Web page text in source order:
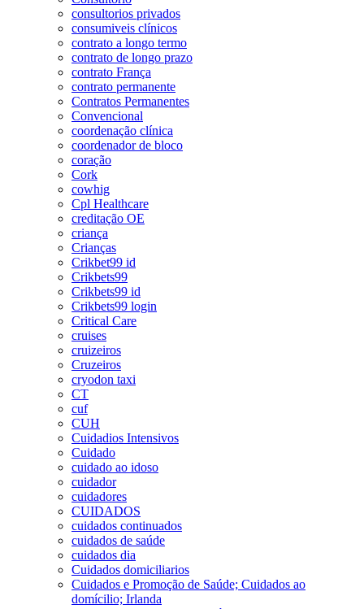
consultorios privados
consumiveis clínicos
contrato a longo termo
contrato de longo prazo
contrato França
contrato permanente
Contratos Permanentes
Convencional
coordenação clínica
coordenador de bloco
coração
Cork
cowhig
Cpl Healthcare
creditação OE
criança
Crianças
Crikbet99 id
Crikbets99
Crikbets99 id
Crikbets99 login
Critical Care
cruises
cruizeiros
Cruzeiros
cryodon taxi
CT
cuf
CUH
Cuidadios Intensivos
Cuidado
cuidado ao idoso
cuidador
cuidadores
CUIDADOS
cuidados continuados
cuidados de saúde
cuidados dia
Cuidados domiciliarios
Cuidados e Promoção de Saúde; Cuidados ao
domícilio; Irlanda